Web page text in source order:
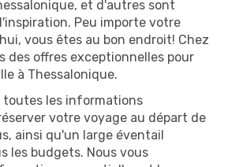
et d'autres sont
Peu importe votre
vous êtes au bon endroit! Chez
des offres exceptionnelles pour
à Thessalonique.
toutes les informations
votre voyage au départ de
ainsi qu'un large éventail
les budgets. Nous vous